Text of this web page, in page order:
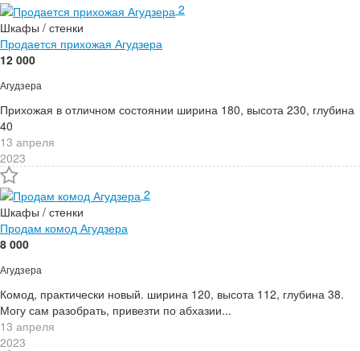
2
Шкафы / стенки
Продается прихожая Агудзера
12 000
Агудзера
Прихожая в отличном состоянии ширина 180, высота 230, глубина
40
13 апреля
2023
2
Шкафы / стенки
Продам комод Агудзера
8 000
Агудзера
Комод, практически новый. ширина 120, высота 112, глубина 38.
Могу сам разобрать, привезти по абхазии...
13 апреля
2023